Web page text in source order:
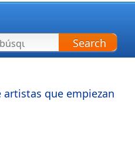
Search
artistas que empiezan